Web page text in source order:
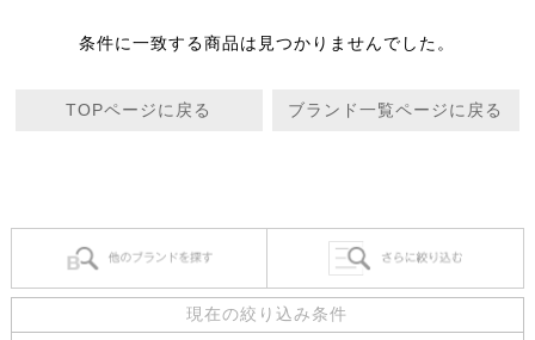
条件に一致する商品は見つかりませんでした。
TOPページに戻る ブランド一覧ページに戻る
現在の絞り込み条件